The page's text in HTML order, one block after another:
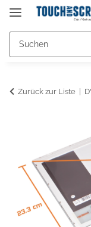
Zurück zur Liste